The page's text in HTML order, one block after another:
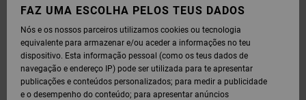
FAZ UMA ESCOLHA PELOS TEUS DADOS
Nós e os nossos parceiros utilizamos cookies ou tecnologia
equivalente para armazenar e/ou aceder a informações no teu
dispositivo. Esta informação pessoal (como os teus dados de
navegação e endereço IP) pode ser utilizada para te apresentar
publicações e conteúdos personalizados; para medir a publicidade
e o desempenho do conteúdo; para apresentar anúncios